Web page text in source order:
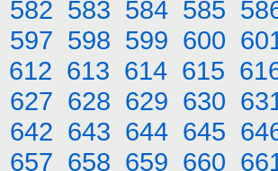
582 583 584 585
597 598 599 600
612 613 614 615
627 628 629 630
642 643 644 645
657 658 659 660